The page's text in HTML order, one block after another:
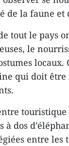
de la faune et
tout le pays
le
qui doit
à dos
entre les